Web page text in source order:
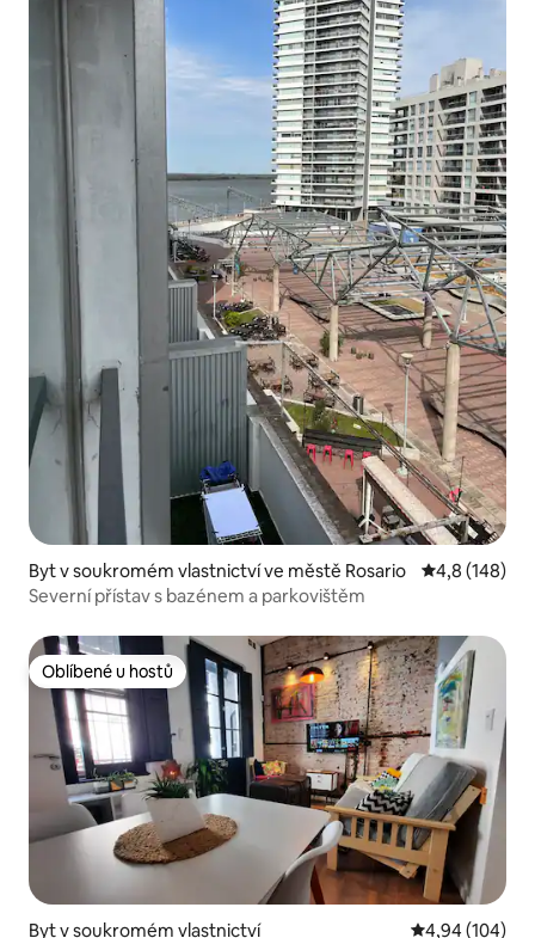
Byt v soukromém vlastnictví ve městě Rosario Průměrné
4,8 (148)
Severní přístav s bazénem a parkovištěm
Oblíbené u hostů
Oblíbené u hostů
Byt v soukromém vlastnictví Průměrné
4,94 (104)